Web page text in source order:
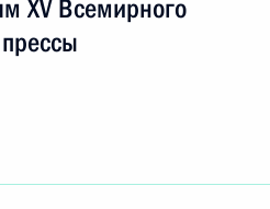
XV Всемирного